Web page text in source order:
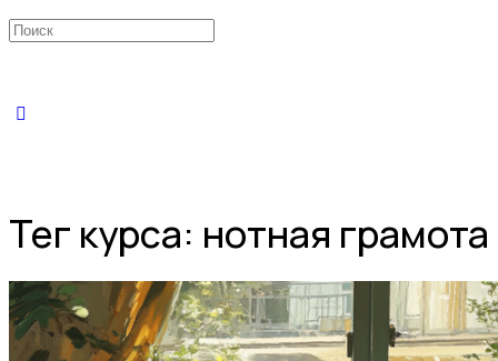
Искать:
Тег курса: нотная грамота